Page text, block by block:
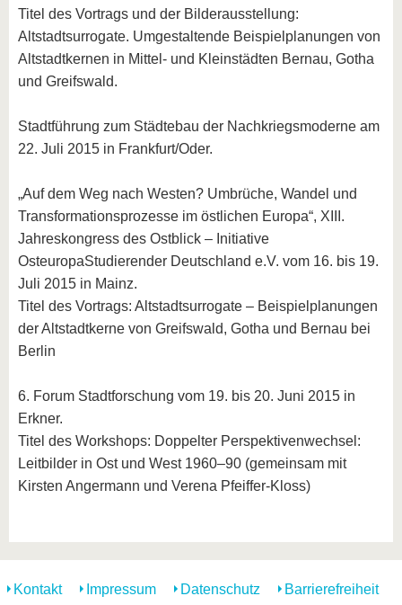
Titel des Vortrags und der Bilderausstellung:
Altstadtsurrogate. Umgestaltende Beispielplanungen von
Altstadtkernen in Mittel- und Kleinstädten Bernau, Gotha
und Greifswald.
Stadtführung zum Städtebau der Nachkriegsmoderne am
22. Juli 2015 in Frankfurt/Oder.
„Auf dem Weg nach Westen? Umbrüche, Wandel und
Transformationsprozesse im östlichen Europa“, XIII.
Jahreskongress des Ostblick – Initiative
OsteuropaStudierender Deutschland e.V. vom 16. bis 19.
Juli 2015 in Mainz.
Titel des Vortrags: Altstadtsurrogate – Beispielplanungen
der Altstadtkerne von Greifswald, Gotha und Bernau bei
Berlin
6. Forum Stadtforschung vom 19. bis 20. Juni 2015 in
Erkner.
Titel des Workshops: Doppelter Perspektivenwechsel:
Leitbilder in Ost und West 1960–90 (gemeinsam mit
Kirsten Angermann und Verena Pfeiffer-Kloss)
Kontakt Impressum Datenschutz Barrierefreiheit